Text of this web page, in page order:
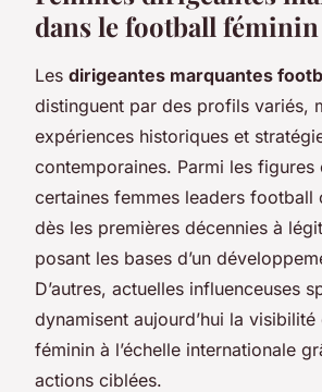
dans le football féminin
Les dirigeantes marquantes
distinguent par des profils variés,
expériences historiques et
contemporaines. Parmi les figures
certaines femmes leaders football
dès les premières décennies à
posant les bases d’un
D’autres, actuelles influenceuses
dynamisent aujourd’hui la
féminin à l’échelle internationale
actions ciblées.